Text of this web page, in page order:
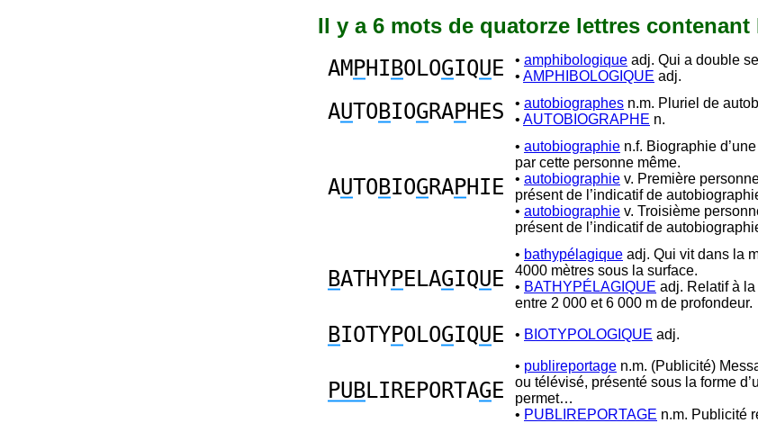
Il y a 6 mots de quatorze lettres contenant
AM PHI BOLOGIQUE • amphibologique adj. Qui a double
• AMPHIBOLOGIQUE adj.
AUTOBIOGRAPHES • autobiographes n.m. Pluriel de
• AUTOBIOGRAPHE n.
AUTOBIOGRAPHIE
• autobiographie n.f. Biographie
par cette personne même.
• autobiographie v. Première
présent de l’indicatif de
• autobiographie v. Troisième
présent de l’indicatif de
BATHYPELAGIQUE
• bathypélagique adj. Qui vit dans la
4000 mètres sous la surface.
• BATHYPÉLAGIQUE adj. Relatif à
entre 2 000 et 6 000 m de profondeur.
BIOTYPOLOGIQUE • BIOTYPOLOGIQUE adj.
PUBLIREPORTAGE
• publireportage n.m. (Publicité)
ou télévisé, présenté sous la forme
permet…
• PUBLIREPORTAGE n.m. Publicité